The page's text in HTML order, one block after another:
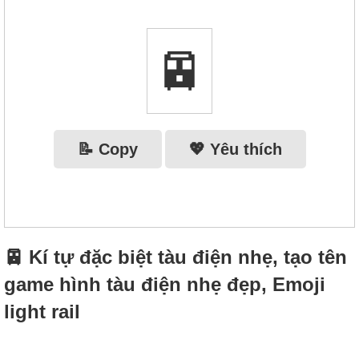
🚈
📝 Copy 💖 Yêu thích
🚈 Kí tự đặc biệt tàu điện nhẹ, tạo tên
game hình tàu điện nhẹ đẹp, Emoji
light rail